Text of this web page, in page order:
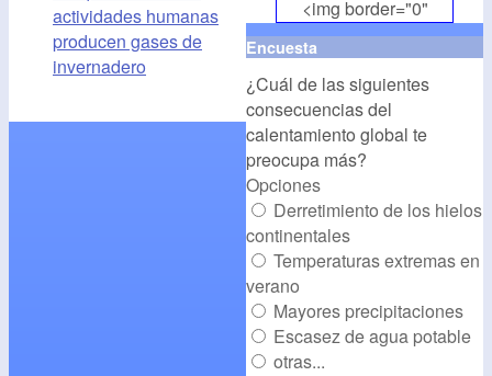
actividades humanas
producen gases de
invernadero
<img border="0"
align="middle"
src="http://
alt="CambioClimatico.org"
/></a>
Encuesta
¿Cuál de las siguientes
consecuencias del
calentamiento global te
preocupa más?
Opciones
Derretimiento de los hielos
continentales
Temperaturas extremas en
verano
Mayores precipitaciones
Escasez de agua potable
otras...